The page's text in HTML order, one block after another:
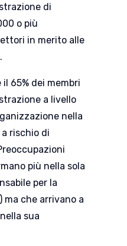
di
o più
in merito alle
65% dei membri
a livello
nella
rischio di
più nella sola
per la
che arrivano a
sua